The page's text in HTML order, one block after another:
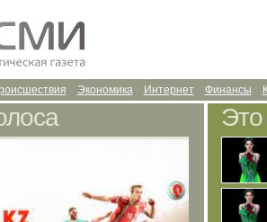
Финансы
Интернет
Экономика
Это